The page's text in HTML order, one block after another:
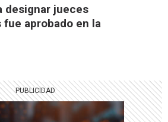
designar jueces
aprobado en la